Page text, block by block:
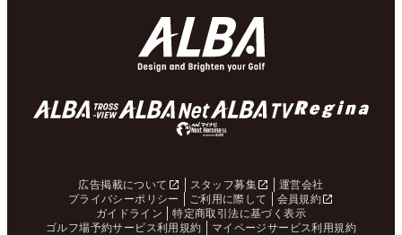
広告掲載について スタッフ募集
運営会社
プライバシーポリシー
ご利用に際して
会員規約
ガイドライン
特定商取引法に基づく表示
ゴルフ場予約サービス利用規約
マイページサービス利用規約